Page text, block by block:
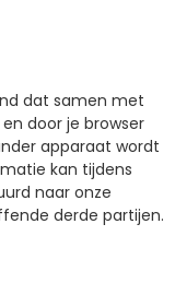
dat samen met
door je browser
apparaat wordt
kan tijdens
naar onze
derde partijen.